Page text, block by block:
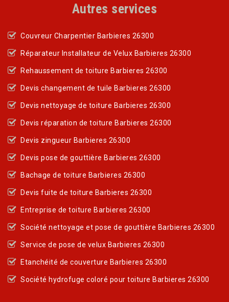
Autres services
Couvreur Charpentier Barbieres 26300
Réparateur Installateur de Velux Barbieres 26300
Rehaussement de toiture Barbieres 26300
Devis changement de tuile Barbieres 26300
Devis nettoyage de toiture Barbieres 26300
Devis réparation de toiture Barbieres 26300
Devis zingueur Barbieres 26300
Devis pose de gouttière Barbieres 26300
Bachage de toiture Barbieres 26300
Devis fuite de toiture Barbieres 26300
Entreprise de toiture Barbieres 26300
Société nettoyage et pose de gouttière Barbieres 26300
Service de pose de velux Barbieres 26300
Etanchéité de couverture Barbieres 26300
Société hydrofuge coloré pour toiture Barbieres 26300